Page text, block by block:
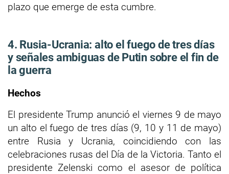
plazo que emerge de esta cumbre.
4. Rusia-Ucrania: alto el fuego de tres días
y señales ambiguas de Putin sobre el fin de
la guerra
Hechos
El presidente Trump anunció el viernes 9 de mayo
un alto el fuego de tres días (9, 10 y 11 de mayo)
entre Rusia y Ucrania, coincidiendo con las
celebraciones rusas del Día de la Victoria. Tanto el
presidente Zelenski como el asesor de política